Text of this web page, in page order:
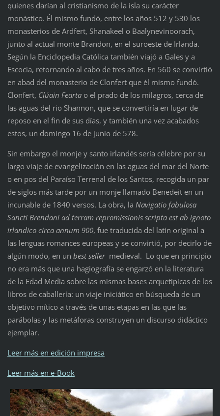
quienes darían al cristianismo de la isla su carácter
monástico. Él mismo fundó, entre los años 512 y 530 los
monasterios de Ardfert, Shanakeel o Baalynevinoorach,
junto al actual monte Brandon, en el suroeste de Irlanda.
Según la Enciclopedia Católica también viajó a Gales y a
Escocia, retornando al cabo de tres años. En 560 se convirtió
en abad del monasterio de Clonfert que él mismo fundó.
Clonfert, Clúain Feartao el prado de los milagros, cerca de
las aguas del rio Shannon, que se convertiría en lugar de
reposo en el fin de sus días, y también una vez acabados
estos, un domingo 16 de junio de 578.
Sin embargo el monje y santo irlandés sería célebre por su
largo viaje de evangelización en las aguas del mar del Norte
o en pos del Paraíso Terrenal de los Santos, recogida un par
de siglos más tarde por un monje llamado Benedeit en un
incunable de 1840 versos. La obra, la Navigatio fabulosa
Sancti Brendani ad terram repromissionis scripta est ab ignoto
irlandico circa annum 900, fue traducida del latín original a
las lenguas romances europeas y se convirtió, por decirlo de
algún modo, en un best sellermedieval. Lo que en principio
no era más que una hagiografía se engarzó en la literatura
de la Edad Media sobre las mismas bases arquetípicas de los
libros de caballería: un viaje iniciático en búsqueda de un
objetivo mítico a través de unas etapas en las que las
parábolas y las metáforas construyen un discurso didáctico
ejemplar.
Leer más en edición impresa
Leer más en e-Book